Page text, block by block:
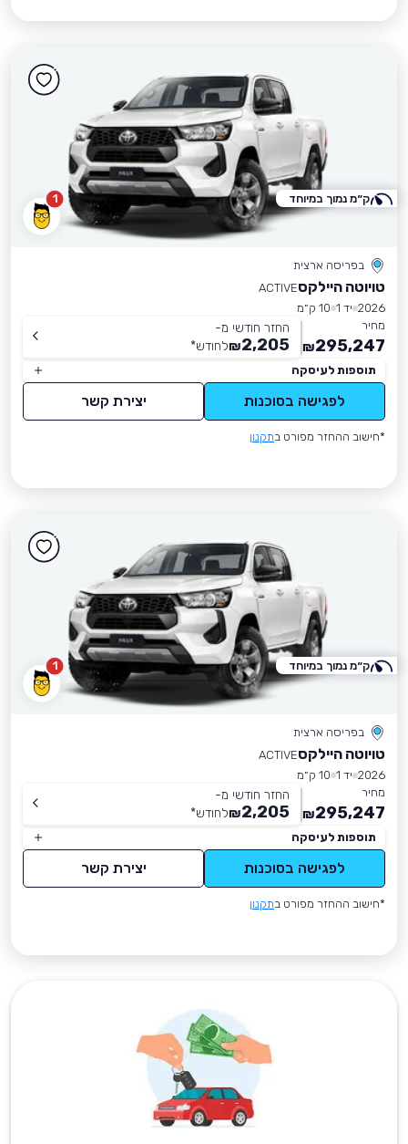
1
בפריסה ארצית
טויוטה היילקסACTIVE
2026 יד 1
10 ק״מ
מחיר
295,247
₪
החזר חודשי מ-
2,205
₪לחודש*
תוספות לעיסקה
לפגישה בסוכנות יצירת קשר
*חישוב ההחזר מפורט בתקנון
ק״מ נמוך במיוחד
1
בפריסה ארצית
טויוטה היילקסACTIVE
2026 יד 1
10 ק״מ
מחיר
295,247
₪
החזר חודשי מ-
2,205
₪לחודש*
תוספות לעיסקה
לפגישה בסוכנות יצירת קשר
*חישוב ההחזר מפורט בתקנון
ק״מ נמוך במיוחד